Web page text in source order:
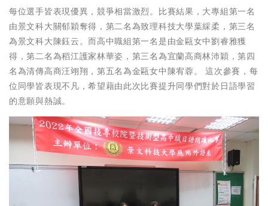
每位選手皆表現優異，競爭相當激烈。比賽結果，大專組第一名
由景文科大關郁穎奪得，第二名為致理科技大學葉綵柔，第三名
為景文科大陳鈺云。而高中職組第一名是由金甌女中劉睿雅獲
得，第二名為稻江護家林華姿，第三名為宜蘭高商林沛穎，第四
名為清傳高商汪翊翔，第五名為金甌女中陳宥蓉。 這次參賽，每
位同學皆表現不凡，希望藉由此次比賽提升同學們對於日語學習
的意願與熱誠。